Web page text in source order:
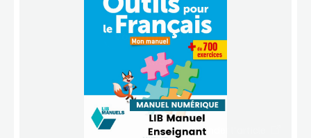
Voir la démo
Extrait
Commander l'article